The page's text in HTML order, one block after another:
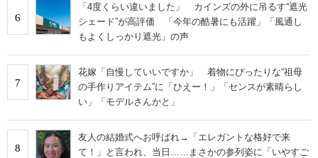
6
「4度くらい違いました」 カインズの外に吊るす“遮光
シェード”が高評価 「今年の酷暑にも活躍」「風通し
もよくしっかり遮光」の声
7
花嫁「自慢していいですか」 着物にぴったりな“祖母
の手作りアイテム”に「ひえー！」「センスが素晴らし
い」「モデルさんかと」
8
友人の結婚式へお呼ばれ→「エレガントな格好で来
て！」と言われ、当日……まさかの参列姿に「いやすご